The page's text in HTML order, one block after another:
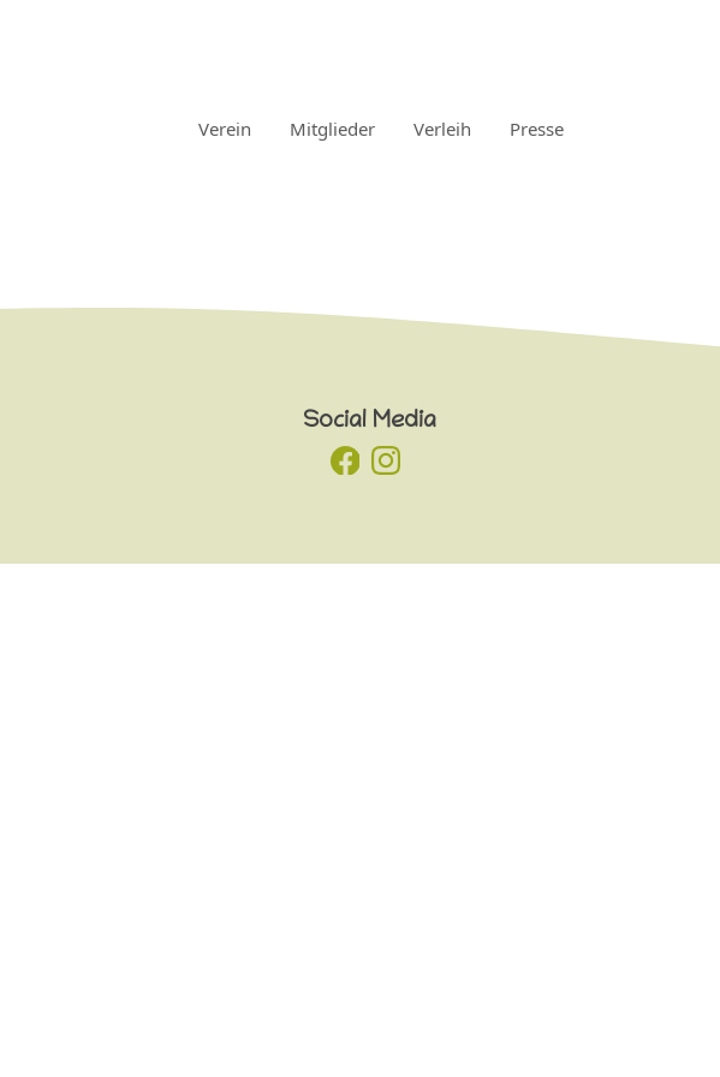
Verein Mitglieder Verleih Presse
Social Media